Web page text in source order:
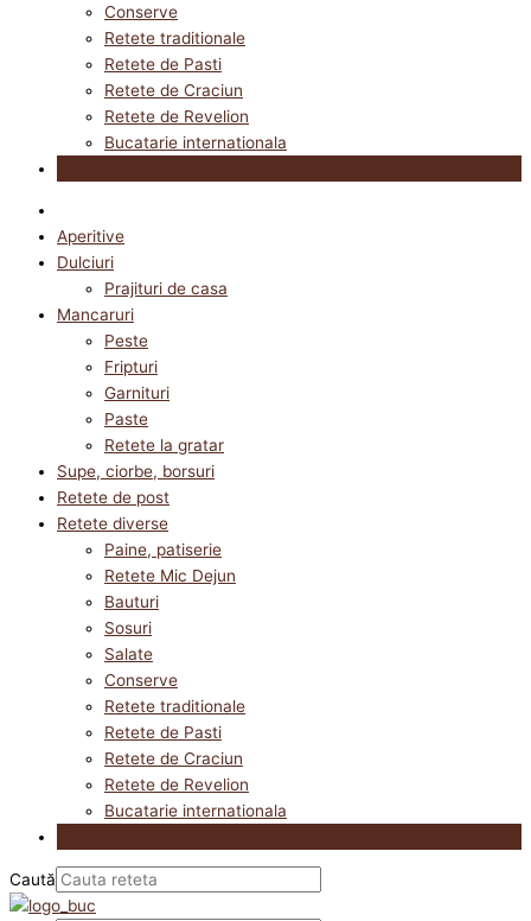
Conserve
Retete traditionale
Retete de Pasti
Retete de Craciun
Retete de Revelion
Bucatarie internationala
Aperitive
Dulciuri
Prajituri de casa
Mancaruri
Peste
Fripturi
Garnituri
Paste
Retete la gratar
Supe, ciorbe, borsuri
Retete de post
Retete diverse
Paine, patiserie
Retete Mic Dejun
Bauturi
Sosuri
Salate
Conserve
Retete traditionale
Retete de Pasti
Retete de Craciun
Retete de Revelion
Bucatarie internationala
Caută